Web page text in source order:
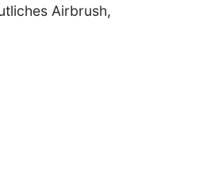
Airbrush,